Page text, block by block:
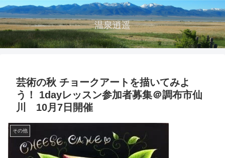
温泉逍遥
芸術の秋 チョークアートを描いてみよ
う！ 1dayレッスン参加者募集＠調布市仙
川 10月7日開催
その他